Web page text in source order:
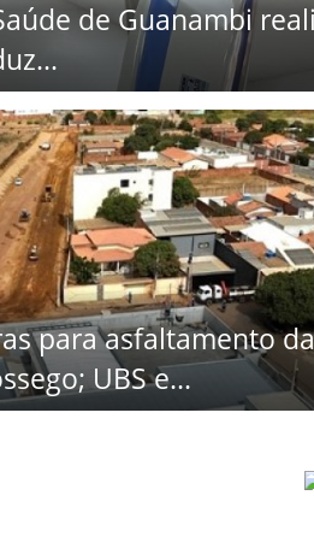
de Guanambi
para asfaltamento
UBS e...